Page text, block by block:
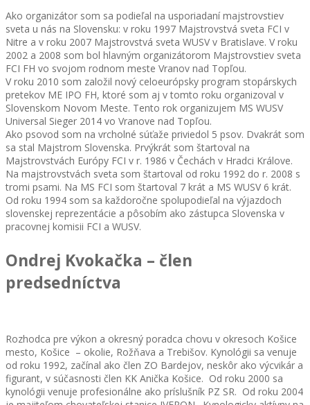
Ako organizátor som sa podieľal na usporiadaní majstrovstiev
sveta u nás na Slovensku: v roku 1997 Majstrovstvá sveta FCI v
Nitre a v roku 2007 Majstrovstvá sveta WUSV v Bratislave. V roku
2002 a 2008 som bol hlavným organizátorom Majstrovstiev sveta
FCI FH vo svojom rodnom meste Vranov nad Topľou.
V roku 2010 som založil nový celoeurópsky program stopárskych
pretekov ME IPO FH, ktoré som aj v tomto roku organizoval v
Slovenskom Novom Meste. Tento rok organizujem MS WUSV
Universal Sieger 2014 vo Vranove nad Topľou.
Ako psovod som na vrcholné súťaže priviedol 5 psov. Dvakrát som
sa stal Majstrom Slovenska. Prvýkrát som štartoval na
Majstrovstvách Európy FCI v r. 1986 v Čechách v Hradci Králove.
Na majstrovstvách sveta som štartoval od roku 1992 do r. 2008 s
tromi psami. Na MS FCI som štartoval 7 krát a MS WUSV 6 krát.
Od roku 1994 som sa každoročne spolupodieľal na výjazdoch
slovenskej reprezentácie a pôsobím ako zástupca Slovenska v
pracovnej komisii FCI a WUSV.
Ondrej Kvokačka – člen
predsedníctva
Rozhodca pre výkon a okresný poradca chovu v okresoch Košice
mesto, Košice – okolie, Rožňava a Trebišov. Kynológii sa venuje
od roku 1992, začínal ako člen ZO Bardejov, neskôr ako výcvikár a
figurant, v súčasnosti člen KK Anička Košice. Od roku 2000 sa
kynológii venuje profesionálne ako príslušník PZ SR. Od roku 2004